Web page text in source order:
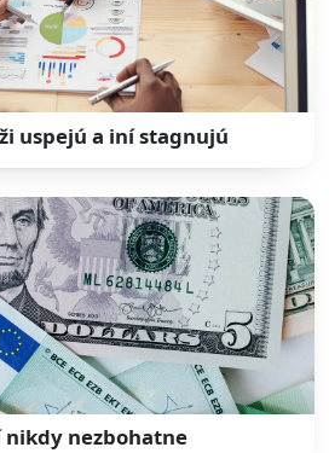
uspejú a iní stagnujú
nikdy nezbohatne